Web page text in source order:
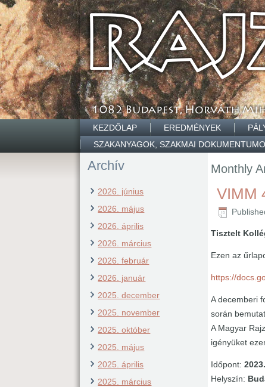
KEZDŐLAP EREDMÉNYEK
SZAKANYAGOK, SZAKMAI
Archív
2026. június
2026. május
2026. április
2026. március
2026. február
2026. január
2025. december
2025. november
2025. október
2025. május
2025. április
2025. március
Monthly
VIMM
Tisztelt
Ezen az
https://
A decemberi
során
A Magyar
igényüket
Időpont:
Helyszín: